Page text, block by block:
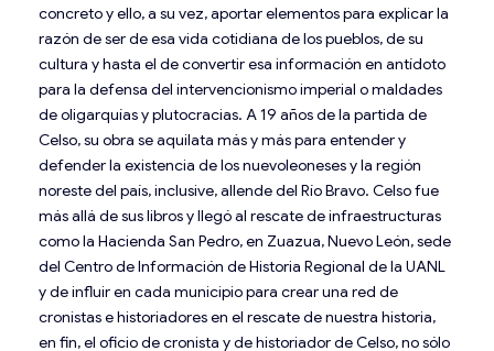
concreto y ello, a su vez, aportar elementos para explicar la
razón de ser de esa vida cotidiana de los pueblos, de su
cultura y hasta el de convertir esa información en antídoto
para la defensa del intervencionismo imperial o maldades
de oligarquías y plutocracias. A 19 años de la partida de
Celso, su obra se aquilata más y más para entender y
defender la existencia de los nuevoleoneses y la región
noreste del país, inclusive, allende del Río Bravo. Celso fue
más allá de sus libros y llegó al rescate de infraestructuras
como la Hacienda San Pedro, en Zuazua, Nuevo León, sede
del Centro de Información de Historia Regional de la UANL
y de influir en cada municipio para crear una red de
cronistas e historiadores en el rescate de nuestra historia,
en fin, el oficio de cronista y de historiador de Celso, no sólo